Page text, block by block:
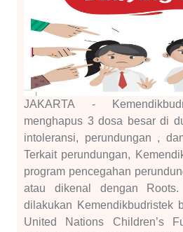
JAKARTA -
menghapus 3 dosa besar di
intoleransi, perundungan ,
Terkait perundungan,
program pencegahan
atau dikenal dengan
dilakukan Kemendikbudristek
United Nations Children’s